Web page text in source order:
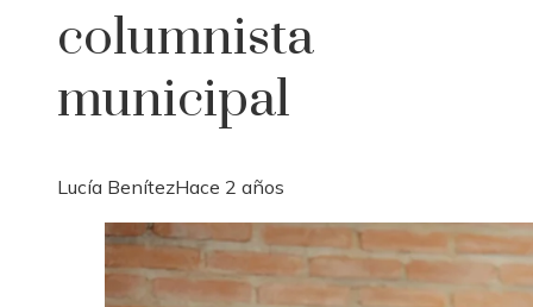
columnista
municipal
Lucía BenítezHace 2 años